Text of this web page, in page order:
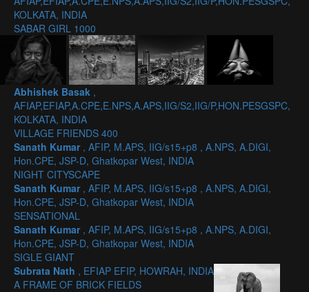
KOLKATA, INDIA
SABAR GIRL 1000
Abhishek Basak ,
AFIAP,EFIAP,A.CPE,E.NPS,A.APS,IIG/S2,IIG/P,HON.PESGSPC,
KOLKATA, INDIA
VILLAGE FRIENDS 400
Sanath Kumar , AFIP, M.APS, IIG/s15+p8 , A.NPS, A.DIGI,
Hon.CPE, JSP-D, Ghatkopar West, INDIA
NIGHT CITYSCAPE
Sanath Kumar , AFIP, M.APS, IIG/s15+p8 , A.NPS, A.DIGI,
Hon.CPE, JSP-D, Ghatkopar West, INDIA
SENSATIONAL
Sanath Kumar , AFIP, M.APS, IIG/s15+p8 , A.NPS, A.DIGI,
Hon.CPE, JSP-D, Ghatkopar West, INDIA
SIGLE GIANT
Subrata Nath , EFIAP EFIP, HOWRAH, INDIA
A FRAME OF BRICK FIELDS